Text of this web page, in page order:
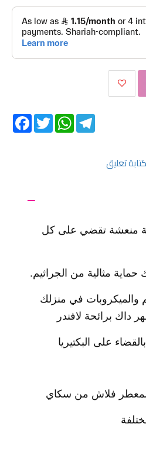
كتابة تعليق
Twitter
WhatsAppTelegram
منعشة تقضي على كل
مثالية من الجراثيم.
في منزلك
برائحة لافندر
على البكتيريا
فلاش من سكاي